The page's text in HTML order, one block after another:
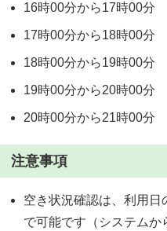
16時00分から17時00分
17時00分から18時00分
18時00分から19時00分
19時00分から20時00分
20時00分から21時00分
注意事項
空き状況確認は、利用日
で可能です（システムか